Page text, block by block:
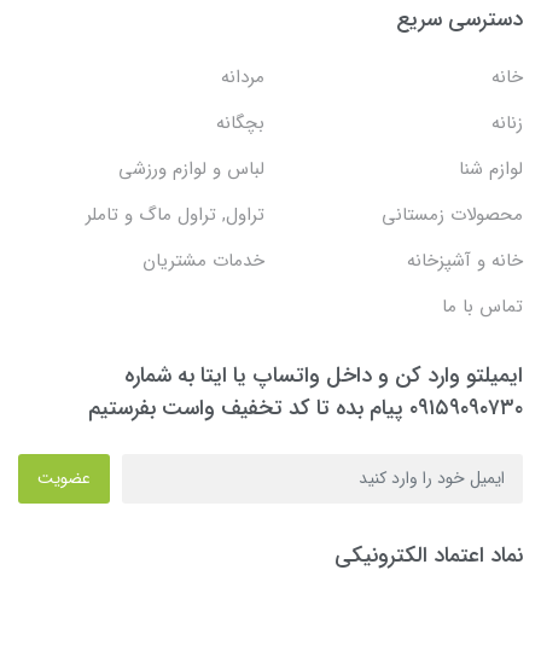
دسترسی سریع
خانه
مردانه
زنانه
بچگانه
لوازم شنا
لباس و لوازم ورزشی
محصولات زمستانی
تراول, تراول ماگ و تاملر
خانه و آشپزخانه
خدمات مشتریان
تماس با ما
ایمیلتو وارد کن و داخل واتساپ یا ایتا به شماره
۰۹۱۵۹۰۹۰۷۳۰ پیام بده تا کد تخفیف واست بفرستیم
عضویت
نماد اعتماد الکترونیکی